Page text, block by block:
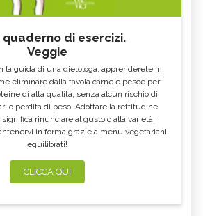
quaderno di esercizi.
Veggie
la guida di una dietologa, apprenderete in
eliminare dalla tavola carne e pesce per
di alta qualità, senza alcun rischio di
o perdita di peso. Adottare la rettitudine
rinunciare al gusto o alla varietà:
in forma grazie a menu vegetariani
equilibrati!
CLICCA QUI